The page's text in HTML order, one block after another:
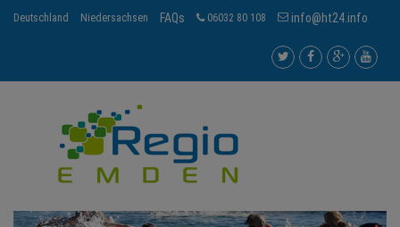
Deutschland Niedersachsen FAQs 06032 80 108 info@ht24.info